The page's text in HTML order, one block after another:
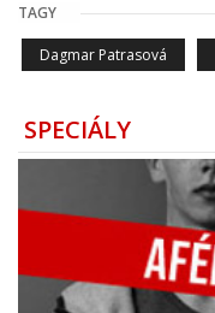
TAGY
Dagmar Patrasová
SPECIÁLY